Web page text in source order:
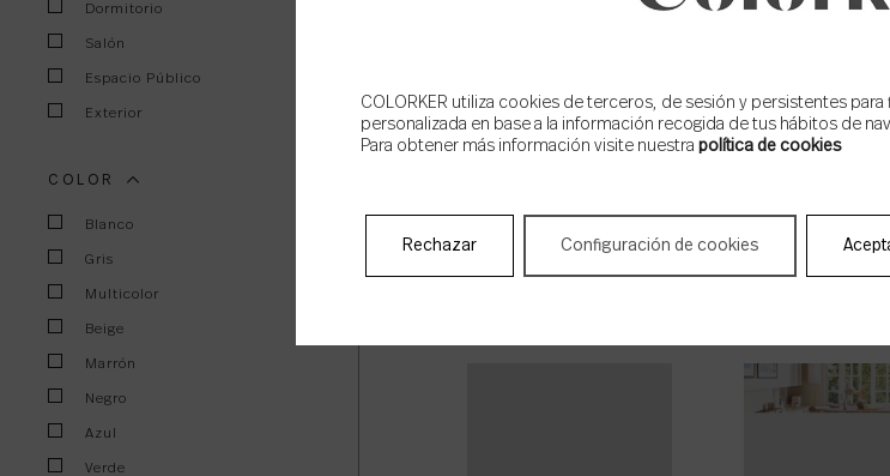
Dormitorio
Salón
Espacio Público
Exterior
COLOR
Blanco
Gris
Multicolor
Beige
Marrón
Negro
Azul
Verde
Stone
COLORKER utiliza cookies de terceros, de sesión y persistentes
personalizada en base a la información recogida de tus hábitos de
Para obtener más información visite nuestra política de cookies
Rechazar Configuración de cookies